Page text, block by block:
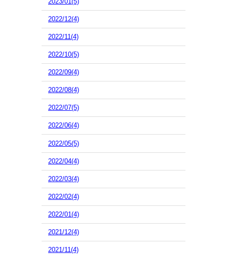
2022/12(4)
2022/11(4)
2022/10(5)
2022/09(4)
2022/08(4)
2022/07(5)
2022/06(4)
2022/05(5)
2022/04(4)
2022/03(4)
2022/02(4)
2022/01(4)
2021/12(4)
2021/11(4)